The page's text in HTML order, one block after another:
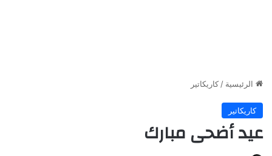
الرئيسية / كاريكاتير
كاريكاتير
عيد أضحى مبارك